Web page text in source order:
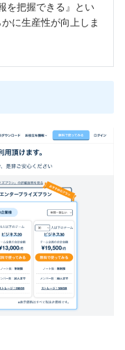
を把握できる』とい
に生産性が向上しま